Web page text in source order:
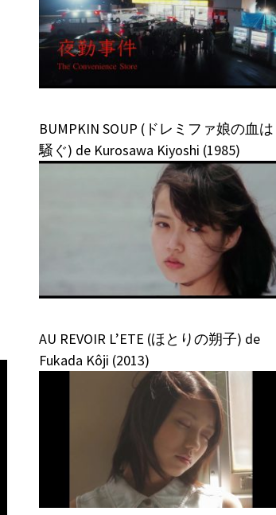
BUMPKIN SOUP (ドレミファ娘の血は
騒ぐ) de Kurosawa Kiyoshi (1985)
AU REVOIR L’ETE (ほとりの朔子) de
Fukada Kôji (2013)